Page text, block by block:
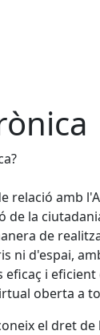
relació amb
de la
de
ni d'espai,
i eficient
oberta a
el dret de